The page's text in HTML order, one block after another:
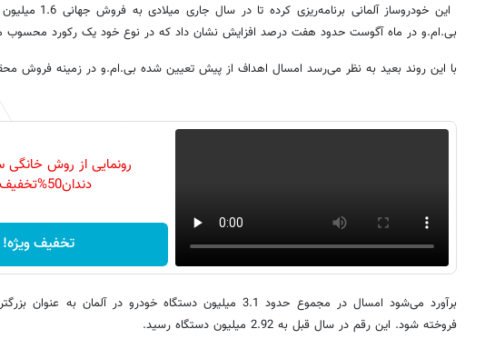
این خودروساز آلمانی
بی.ام.و در ماه آگوست حدود هفت درصد افزایش نشان داد که در نوع خود یک رکورد محسوب
با این روند بعید به نظر می‌رسد امسال اهداف از پیش تعیین شده بی.ام.و در زمینه فروش
رونمایی از روش خانگی
دندان50%تخفیف🔥
تخفیف ویژه!
برآورد می‌شود امسال در مجموع حدود 3.1 میلیون دستگاه خودرو در آلمان به
فروخته شود. این رقم در سال قبل به 2.92 میلیون دستگاه رسید.